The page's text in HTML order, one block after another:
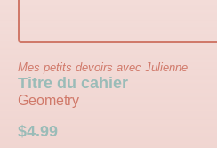
Mes petits devoirs avec Julienne
Titre du cahier
Geometry
$4.99